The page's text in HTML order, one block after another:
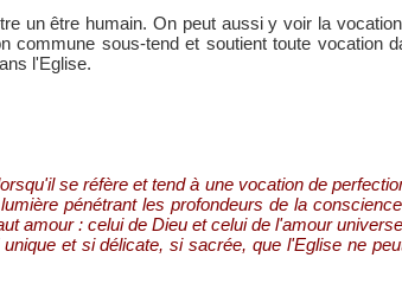
un être humain. On peut aussi y voir la
commune sous-tend et soutient toute vocation
l'Eglise.
se réfère et tend à une vocation de
pénétrant les profondeurs de la
amour : celui de Dieu et celui de l'amour
et si délicate, si sacrée, que l'Eglise ne